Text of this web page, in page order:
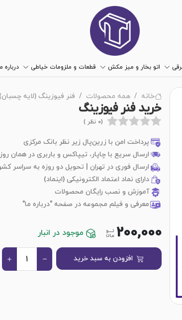
اتو بخار و میز مکش قطعات و ملزومات خیاطی درباره
خانه همه محصولات فنر فیوزینگ (لایه چسبان)
خرید فنر فیوزینگ
(0 نظر )
پرداخت امن با زرین‌پال زیر نظر بانک مرکزی
ارسال سریع با چاپار، تیپاکس و باربری در همان
ارسال فوری در تهران | تحویل دو روزه به سراسر
دارای نماد اعتماد الکترونیکی (اینماد)
آموزش و نصب رایگان محصولات
معرفی و فیلم مجموعه در صفحه "درباره ما"
200,000 موجود در انبار
افزودن به سبد خرید